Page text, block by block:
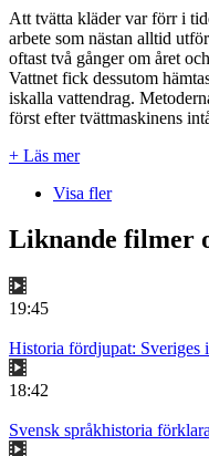
Att tvätta kläder var förr i
arbete som nästan alltid
oftast två gånger om året
Vattnet fick dessutom
iskalla vattendrag.
först efter tvättmaskinens
+ Läs mer
Visa fler
Liknande filmer
19:45
Historia fördjupat: Sveriges
18:42
Svensk språkhistoria